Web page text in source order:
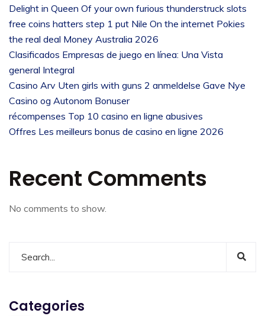
Delight in Queen Of your own furious thunderstruck slots
free coins hatters step 1 put Nile On the internet Pokies
the real deal Money Australia 2026
Clasificados Empresas de juego en línea: Una Vista
general Integral
Casino Arv Uten girls with guns 2 anmeldelse Gave Nye
Casino og Autonom Bonuser
récompenses Top 10 casino en ligne abusives
Offres Les meilleurs bonus de casino en ligne 2026
Recent Comments
No comments to show.
Categories